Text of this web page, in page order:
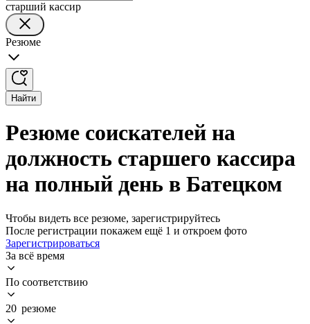
старший кассир
Резюме
Найти
Резюме соискателей на
должность старшего кассира
на полный день в Батецком
Чтобы видеть все резюме, зарегистрируйтесь
После регистрации покажем ещё 1 и откроем фото
Зарегистрироваться
За всё время
По соответствию
20 резюме